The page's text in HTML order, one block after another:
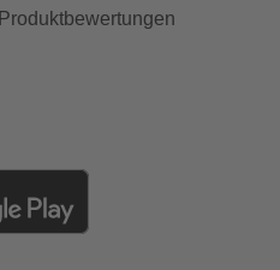
Produktbewertungen